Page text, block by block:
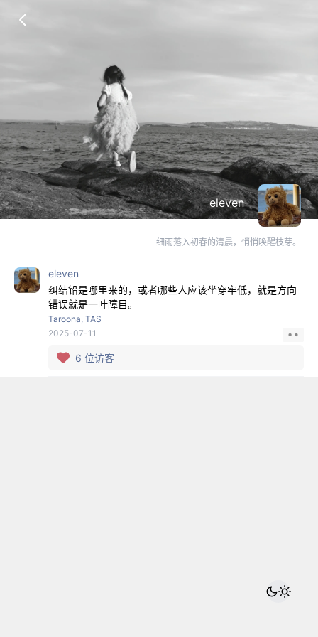
eleven
细雨落入初春的清晨，悄悄唤醒枝芽。
eleven
纠结铅是哪里来的，或者哪些人应该坐穿牢低，就是方向
错误就是一叶障目。
Taroona, TAS
2025-07-11
6 位访客